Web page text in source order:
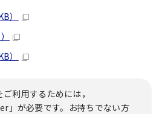
）
）
利用するためには，
」が必要です。お持ちでない方